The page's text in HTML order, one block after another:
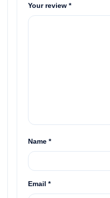
Your review *
Name *
Email *